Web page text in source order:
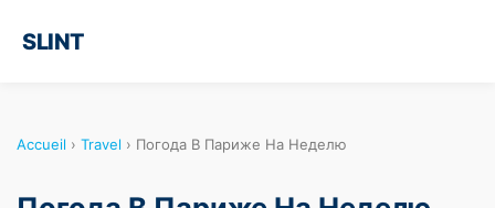
SLINT
Accueil › Travel › Погода В Париже На Неделю